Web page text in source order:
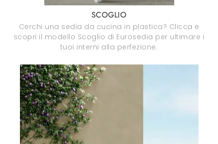
SCOGLIO
Cerchi una sedia da cucina in plastica? Clicca e
scopri il modello Scoglio di Eurosedia per ultimare i
tuoi interni alla perfezione.